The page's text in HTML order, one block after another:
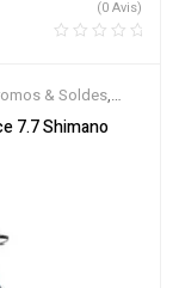
(0 Avis)
& Soldes,
,VTT
7.7 Shimano